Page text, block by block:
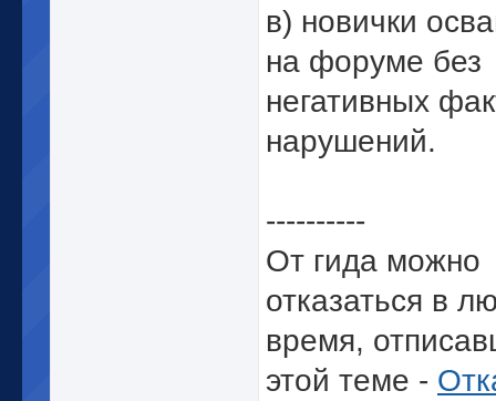
в) новички
на форуме без
негативных
нарушений.
----------
От гида можно
отказаться в
время,
этой теме -